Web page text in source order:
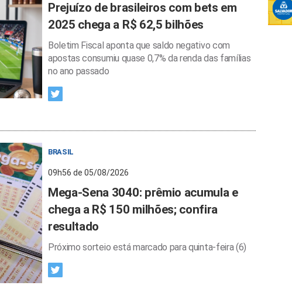
Prejuízo de brasileiros com bets em
2025 chega a R$ 62,5 bilhões
Boletim Fiscal aponta que saldo negativo com
apostas consumiu quase 0,7% da renda das famílias
no ano passado
BRASIL
09h56 de 05/08/2026
Mega-Sena 3040: prêmio acumula e
chega a R$ 150 milhões; confira
resultado
Próximo sorteio está marcado para quinta-feira (6)